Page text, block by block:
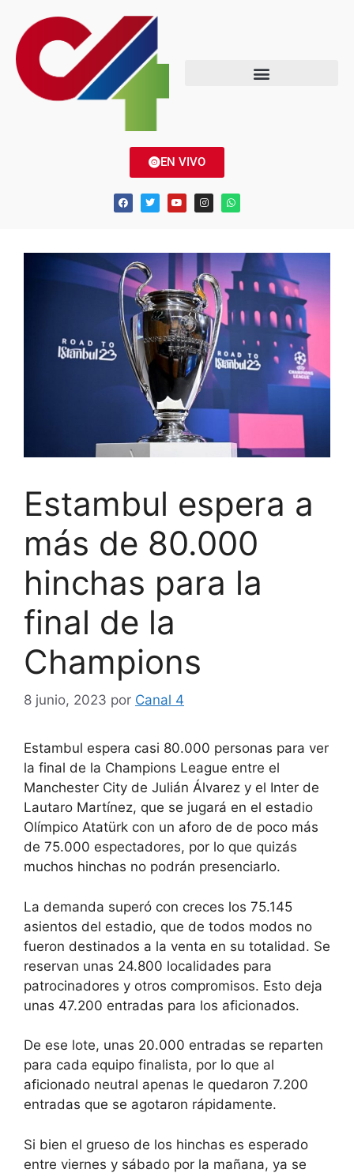
EN VIVO
Estambul espera a
más de 80.000
hinchas para la
final de la
Champions
8 junio, 2023 por Canal 4
Estambul espera casi 80.000 personas para ver
la final de la Champions League entre el
Manchester City de Julián Álvarez y el Inter de
Lautaro Martínez, que se jugará en el estadio
Olímpico Atatürk con un aforo de de poco más
de 75.000 espectadores, por lo que quizás
muchos hinchas no podrán presenciarlo.
La demanda superó con creces los 75.145
asientos del estadio, que de todos modos no
fueron destinados a la venta en su totalidad. Se
reservan unas 24.800 localidades para
patrocinadores y otros compromisos. Esto deja
unas 47.200 entradas para los aficionados.
De ese lote, unas 20.000 entradas se reparten
para cada equipo finalista, por lo que al
aficionado neutral apenas le quedaron 7.200
entradas que se agotaron rápidamente.
Si bien el grueso de los hinchas es esperado
entre viernes y sábado por la mañana, ya se